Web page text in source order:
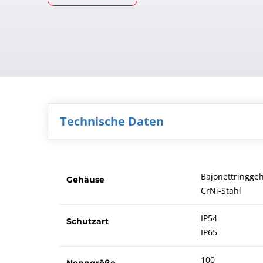
Technische Daten
Gehäuse
CrNi-Stahl
Schutzart
IP54
IP65
100